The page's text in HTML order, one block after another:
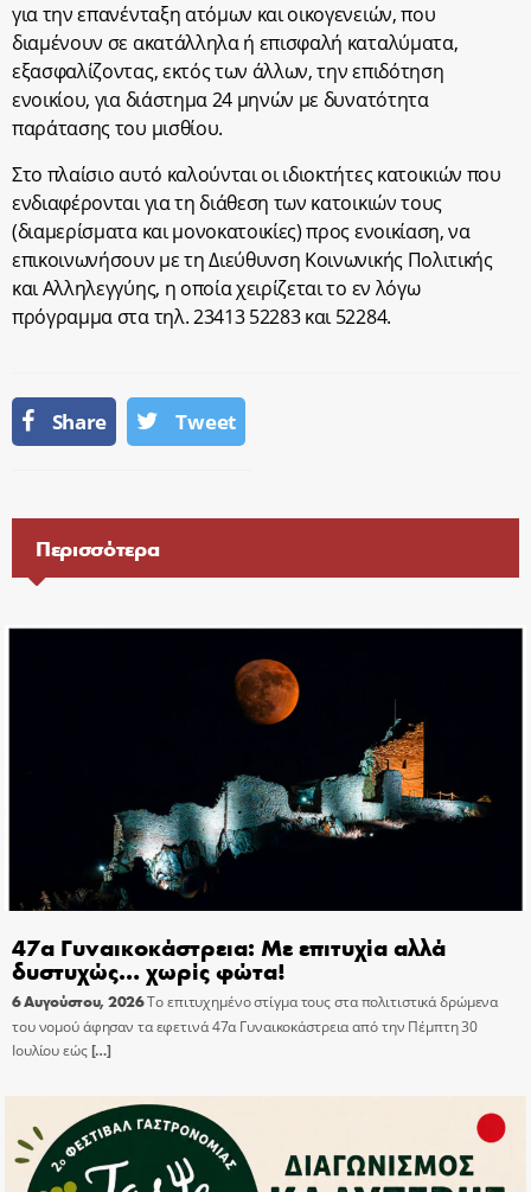
για την επανένταξη ατόμων και οικογενειών, που
διαμένουν σε ακατάλληλα ή επισφαλή καταλύματα,
εξασφαλίζοντας, εκτός των άλλων, την επιδότηση
ενοικίου, για διάστημα 24 μηνών με δυνατότητα
παράτασης του μισθίου.
Στο πλαίσιο αυτό καλούνται οι ιδιοκτήτες κατοικιών που
ενδιαφέρονται για τη διάθεση των κατοικιών τους
(διαμερίσματα και μονοκατοικίες) προς ενοικίαση, να
επικοινωνήσουν με τη Διεύθυνση Κοινωνικής Πολιτικής
και Αλληλεγγύης, η οποία χειρίζεται το εν λόγω
πρόγραμμα στα τηλ. 23413 52283 και 52284.
Share Tweet
Περισσότερα
47α Γυναικοκάστρεια: Με επιτυχία αλλά
δυστυχώς… χωρίς φώτα!
6 Αυγούστου, 2026Το επιτυχημένο στίγμα τους στα πολιτιστικά δρώμενα
του νομού άφησαν τα εφετινά 47α Γυναικοκάστρεια από την Πέμπτη 30
Ιουλίου εώς[…]